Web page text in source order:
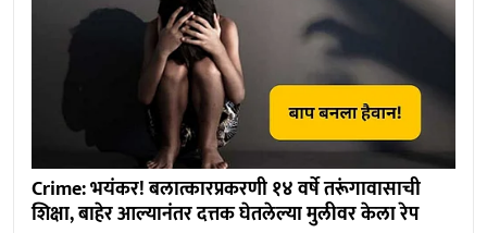
Crime: भयंकर! बलात्कारप्रकरणी १४ वर्षे तरूंगावासाची
शिक्षा, बाहेर आल्यानंतर दत्तक घेतलेल्या मुलीवर केला रेप